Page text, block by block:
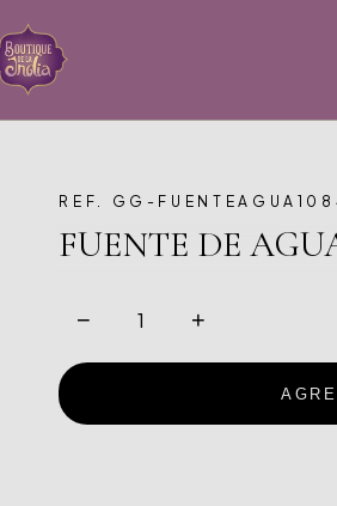
REF. GG-
FUENTE DE
− +